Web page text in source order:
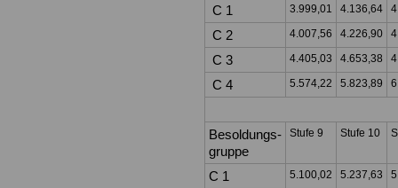
C 1 3.999,01 4.136,64
C 2 4.007,56 4.226,90
C 3 4.405,03 4.653,38
C 4 5.574,22 5.823,89
Besoldungs-
gruppe
Stufe 9 Stufe 10
C 1 5.100,02 5.237,63